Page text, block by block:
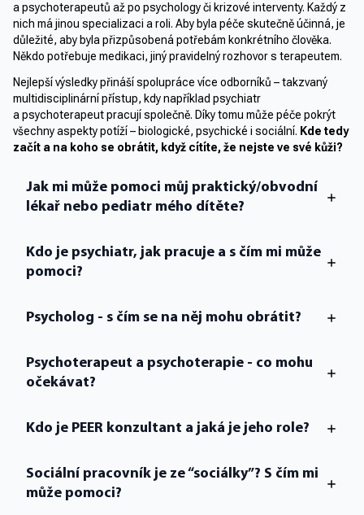
a psychoterapeutů až po psychology či krizové interventy. Každý z
nich má jinou specializaci a roli. Aby byla péče skutečně účinná, je
důležité, aby byla přizpůsobená potřebám konkrétního člověka.
Někdo potřebuje medikaci, jiný pravidelný rozhovor s terapeutem.
Nejlepší výsledky přináší spolupráce více odborníků – takzvaný
multidisciplinární přístup, kdy například psychiatr
a psychoterapeut pracují společně. Díky tomu může péče pokrýt
všechny aspekty potíží – biologické, psychické i sociální. Kde tedy
začít a na koho se obrátit, když cítíte, že nejste ve své kůži?
Jak mi může pomoci můj praktický/obvodní
lékař nebo pediatr mého dítěte?
Kdo je psychiatr, jak pracuje a s čím mi může
pomoci?
Psycholog - s čím se na něj mohu obrátit?
Psychoterapeut a psychoterapie - co mohu
očekávat?
Kdo je PEER konzultant a jaká je jeho role?
Sociální pracovník je ze “sociálky”? S čím mi
může pomoci?